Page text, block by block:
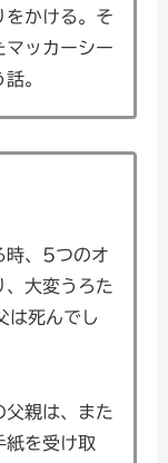
をかける。そ
マッカーシー
。
時、5つのオ
、大変うろた
は死んでし
父親は、また
紙を受け取